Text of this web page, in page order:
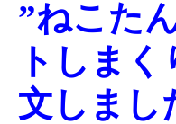
”ねこた
トしま
文しま